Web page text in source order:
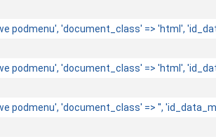
podmenu', 'document_class' => 'html',
podmenu', 'document_class' => 'html',
podmenu', 'document_class' => '',